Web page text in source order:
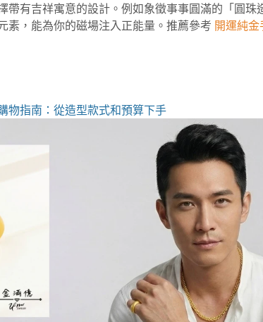
帶有吉祥寓意的設計。例如象徵事事圓滿的「圓
素，能為你的磁場注入正能量。推薦參考 開運純金
物指南：從造型款式和預算下手